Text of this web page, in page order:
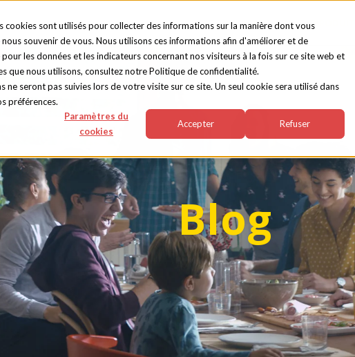
sont utilisés pour collecter des informations sur la manière dont vous
souvenir de vous. Nous utilisons ces informations afin d'améliorer et de
les données et les indicateurs concernant nos visiteurs à la fois sur ce site web et
que nous utilisons, consultez notre Politique de confidentialité.
seront pas suivies lors de votre visite sur ce site. Un seul cookie sera utilisé dans
préférences.
Paramètres du
cookies
Accepter Refuser
ACCUEIL PRODUITS
Blog